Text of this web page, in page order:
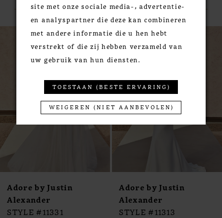
Products
Carousel
PAUSE AUTOPLAY
PREVIOUS SLIDE
NEXT SLIDE
Adore by Justin
Alexander
STYLE #11331
Adore by Justin
Alexander
STYLE #11313
site met onze sociale media-, advertentie-
en analyspartner die deze kan combineren
met andere informatie die u hen hebt
verstrekt of die zij hebben verzameld van
uw gebruik van hun diensten.
TOESTAAN (BESTE ERVARING)
WEIGEREN (NIET AANBEVOLEN)